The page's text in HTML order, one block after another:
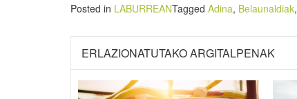
Posted in LABURREANTagged Adina, Belaunaldiak,
ERLAZIONATUTAKO ARGITALPENAK